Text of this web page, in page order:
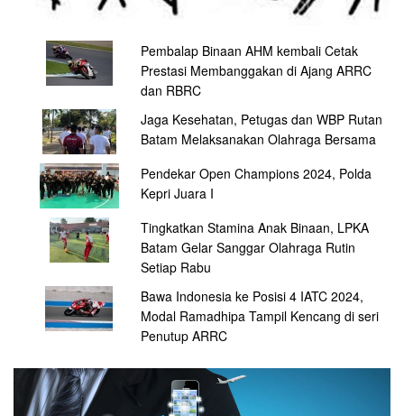
Pembalap Binaan AHM kembali Cetak
Prestasi Membanggakan di Ajang ARRC
dan RBRC
Jaga Kesehatan, Petugas dan WBP Rutan
Batam Melaksanakan Olahraga Bersama
Pendekar Open Champions 2024, Polda
Kepri Juara I
Tingkatkan Stamina Anak Binaan, LPKA
Batam Gelar Sanggar Olahraga Rutin
Setiap Rabu
Bawa Indonesia ke Posisi 4 IATC 2024,
Modal Ramadhipa Tampil Kencang di seri
Penutup ARRC